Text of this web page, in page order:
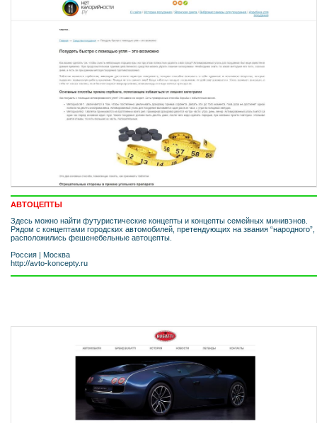
АВТОЦЕПТЫ
Здесь можно найти футуристические концепты и концепты семейных минивэнов.
Рядом с концептами городских автомобилей, претендующих на звания “народного”,
расположились фешенебельные автоцепты.
Россия | Москва
http://avto-koncepty.ru